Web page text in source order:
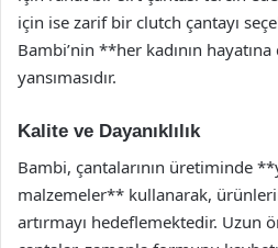
için ise zarif bir clutch çantayı
Bambi’nin **her kadının
yansımasıdır.
Kalite ve Dayanıklılık
Bambi, çantalarının üretiminde
malzemeler** kullanarak,
artırmayı hedeflemektedir. Uzun